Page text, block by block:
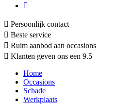
Persoonlijk contact
Beste service
Ruim aanbod aan occasions
Klanten geven ons een 9.5
Home
Occasions
Schade
Werkplaats